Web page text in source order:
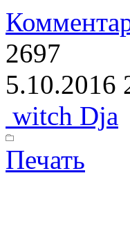
2697
5.10.2016
witch Dja
Печать